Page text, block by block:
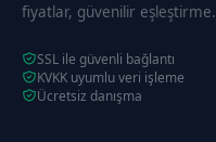
fiyatlar, güvenilir eşleştirme.
SSL ile güvenli bağlantı
KVKK uyumlu veri işleme
Ücretsiz danışma